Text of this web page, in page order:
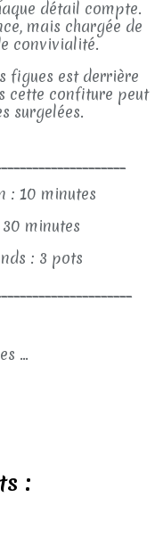
détail compte.
mais chargée de
convivialité.
figues est derrière
cette confiture peut
surgelées.
: 10 minutes
minutes
: 3 pots
...
: